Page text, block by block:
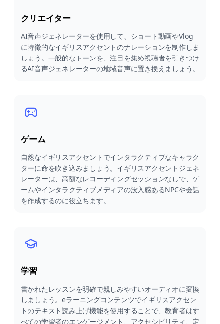
クリエイター
AI音声ジェネレーターを使用して、ショート動画やVlog
に特徴的なイギリスアクセントのナレーションを制作しま
しょう。一般的なトーンを、注目を集め視聴者を引きつけ
るAI音声ジェネレーターの地域音声に置き換えましょう。
ゲーム
自然なイギリスアクセントでインタラクティブなキャラク
ターに命を吹き込みましょう。イギリスアクセントジェネ
レーターは、高額なレコーディングセッションなしで、ゲ
ームやインタラクティブメディアの没入感あるNPCや会話
を作成するのに役立ちます。
学習
書かれたレッスンを明確で親しみやすいオーディオに変換
しましょう。eラーニングコンテンツでイギリスアクセン
トのテキスト読み上げ機能を使用することで、教育者はす
べての学習者のエンゲージメント、アクセシビリティ、定